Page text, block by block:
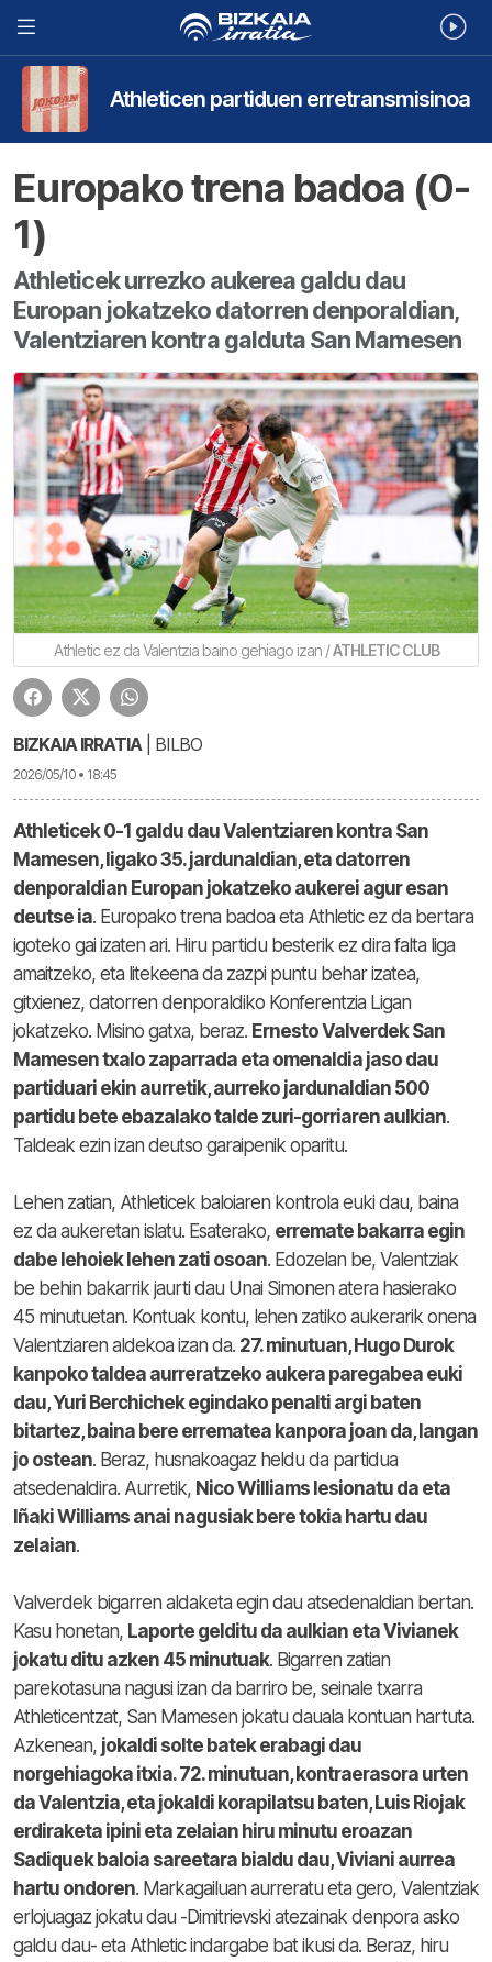
Athleticen partiduen erretransmisinoa
Europako trena badoa (0-
1)
Athleticek urrezko aukerea galdu dau
Europan jokatzeko datorren denporaldian,
Valentziaren kontra galduta San Mamesen
Athletic ez da Valentzia baino gehiago izan /ATHLETIC CLUB
BIZKAIA IRRATIA| BILBO
2026/05/10 • 18:45
Athleticek 0-1 galdu dau Valentziaren kontra San
Mamesen, ligako 35. jardunaldian, eta datorren
denporaldian Europan jokatzeko aukerei agur esan
deutse ia. Europako trena badoa eta Athletic ez da bertara
igoteko gai izaten ari. Hiru partidu besterik ez dira falta liga
amaitzeko, eta litekeena da zazpi puntu behar izatea,
gitxienez, datorren denporaldiko Konferentzia Ligan
jokatzeko. Misino gatxa, beraz. Ernesto Valverdek San
Mamesen txalo zaparrada eta omenaldia jaso dau
partiduari ekin aurretik, aurreko jardunaldian 500
partidu bete ebazalako talde zuri-gorriaren aulkian.
Taldeak ezin izan deutso garaipenik oparitu.
Lehen zatian, Athleticek baloiaren kontrola euki dau, baina
ez da aukeretan islatu. Esaterako, erremate bakarra egin
dabe lehoiek lehen zati osoan. Edozelan be, Valentziak
be behin bakarrik jaurti dau Unai Simonen atera hasierako
45 minutuetan. Kontuak kontu, lehen zatiko aukerarik onena
Valentziaren aldekoa izan da. 27. minutuan, Hugo Durok
kanpoko taldea aurreratzeko aukera paregabea euki
dau, Yuri Berchichek egindako penalti argi baten
bitartez, baina bere errematea kanpora joan da, langan
jo ostean. Beraz, husnakoagaz heldu da partidua
atsedenaldira. Aurretik, Nico Williams lesionatu da eta
Iñaki Williams anai nagusiak bere tokia hartu dau
zelaian.
Valverdek bigarren aldaketa egin dau atsedenaldian bertan.
Kasu honetan, Laporte gelditu da aulkian eta Vivianek
jokatu ditu azken 45 minutuak. Bigarren zatian
parekotasuna nagusi izan da barriro be, seinale txarra
Athleticentzat, San Mamesen jokatu dauala kontuan hartuta.
Azkenean, jokaldi solte batek erabagi dau
norgehiagoka itxia. 72. minutuan, kontraerasora urten
da Valentzia, eta jokaldi korapilatsu baten, Luis Riojak
erdiraketa ipini eta zelaian hiru minutu eroazan
Sadiquek baloia sareetara bialdu dau, Viviani aurrea
hartu ondoren. Markagailuan aurreratu eta gero, Valentziak
erlojuagaz jokatu dau -Dimitrievski atezainak denpora asko
galdu dau- eta Athletic indargabe bat ikusi da. Beraz, hiru